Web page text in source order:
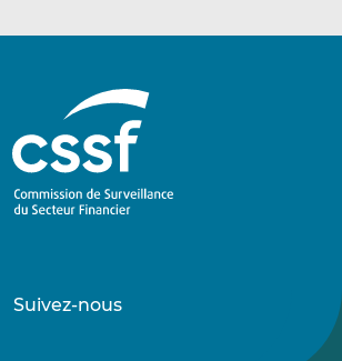
Suivez-nous